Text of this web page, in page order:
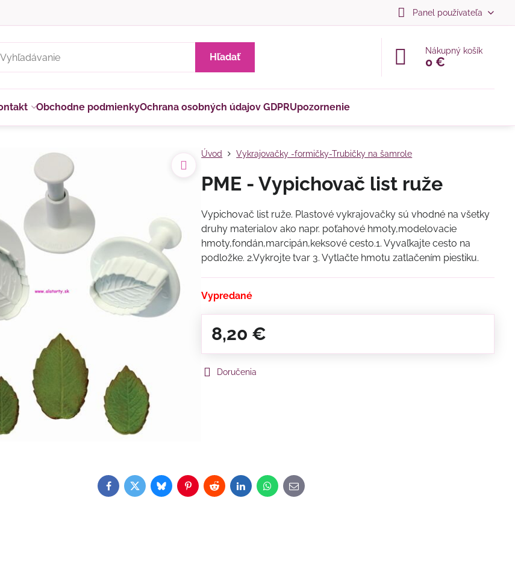
Panel používateľa
Hľadať
Nákupný košík
0 €
Obchodne podmienkyOchrana osobných údajov GDPRUpozornenie
Úvod Vykrajovačky -formičky-Trubičky na šamrole
PME - Vypichovač list ruže
Vypichovač list ruže. Plastové vykrajovačky sú vhodné na všetky
druhy materialov ako napr. poťahové hmoty,modelovacie
hmoty,fondán,marcipán,keksové cesto.1. Vyvaľkajte cesto na
podložke. 2.Vykrojte tvar 3. Vytlačte hmotu zatlačením piestiku.
Vypredané
8,20 €
Doručenia
Facebook
TwitterBlueskyPinterestRedditLinkedInWhatsApp
E-
mail